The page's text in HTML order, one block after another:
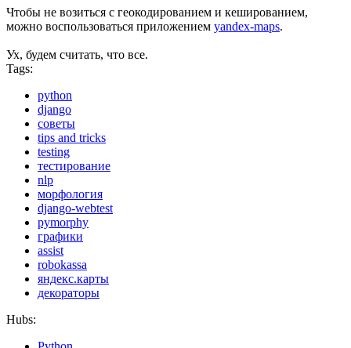
Чтобы не возиться с геокодированием и кешированием,
можно воспользоваться приложением yandex-maps.
Ух, будем считать, что все.
Tags:
python
django
советы
tips and tricks
testing
тестирование
nlp
морфология
django-webtest
pymorphy
графики
assist
robokassa
яндекс.карты
декораторы
Hubs: